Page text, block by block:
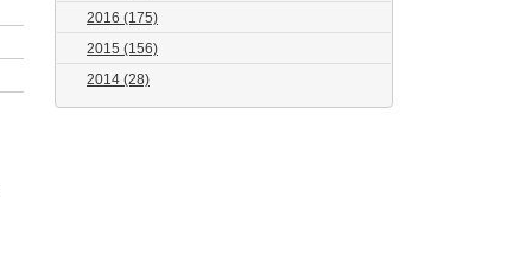
2016 (175)
2015 (156)
2014 (28)